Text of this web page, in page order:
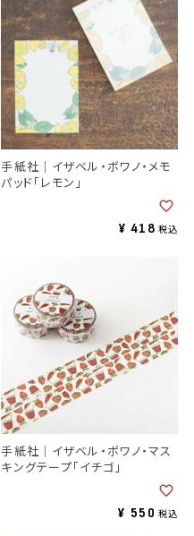
手紙社｜イザベル・ボワノ・メモ
パッド「レモン」
¥ 418 税込
手紙社｜イザベル・ボワノ・マス
キングテープ「イチゴ」
¥ 550 税込